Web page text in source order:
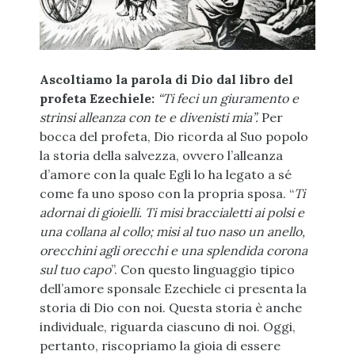
Ascoltiamo la parola di Dio dal libro del
profeta Ezechiele: “Ti feci un giuramento e
strinsi alleanza con te e divenisti mia”.Per
bocca del profeta, Dio ricorda al Suo popolo
la storia della salvezza, ovvero l’alleanza
d’amore con la quale Egli lo ha legato a sé
come fa uno sposo con la propria sposa. “Ti
adornai di gioielli. Ti misi braccialetti ai polsi e
una collana al collo; misi al tuo naso un anello,
orecchini agli orecchi e una splendida corona
sul tuo capo”. Con questo linguaggio tipico
dell’amore sponsale Ezechiele ci presenta la
storia di Dio con noi. Questa storia è anche
individuale, riguarda ciascuno di noi. Oggi,
pertanto, riscopriamo la gioia di essere